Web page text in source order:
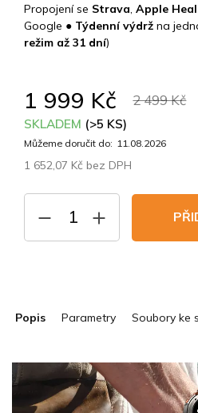
2 499 Kč
1 999 Kč
SKLADEM (>5 KS)
Můžeme doručit do: 11.08.2026
1 652,07 Kč bez DPH
Propojení se Strava, Apple
Google ● Týdenní výdrž na
režim až 31 dní)
Popis Parametry Soubory ke